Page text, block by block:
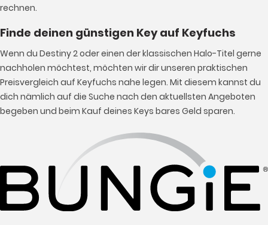
rechnen.
Finde deinen günstigen Key auf Keyfuchs
Wenn du Destiny 2 oder einen der klassischen Halo-Titel gerne
nachholen möchtest, möchten wir dir unseren praktischen
Preisvergleich auf Keyfuchs nahe legen. Mit diesem kannst du
dich nämlich auf die Suche nach den aktuellsten Angeboten
begeben und beim Kauf deines Keys bares Geld sparen.